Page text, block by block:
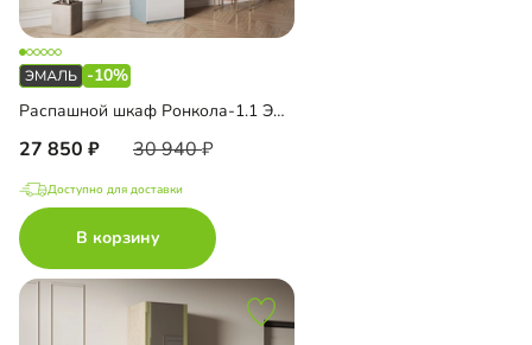
-10%
Распашной шкаф Ронкола-1.1 Эмаль с антресолью
27 850 30 940
Доступно для доставки
В корзину